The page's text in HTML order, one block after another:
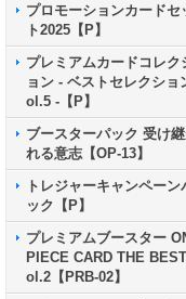
プロモーションカードセ
ト2025【P】
プレミアムカードコレク
ョン - ベストセレクショ
ol.5 -【P】
ブースターパック 受け
れる意志【OP-13】
トレジャーキャンペーン
ック【P】
プレミアムブースター
PIECE CARD THE
ol.2【PRB-02】